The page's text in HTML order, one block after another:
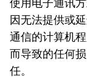
使用电子通讯
因无法提供或
通信的计算机
而导致的任何
任。